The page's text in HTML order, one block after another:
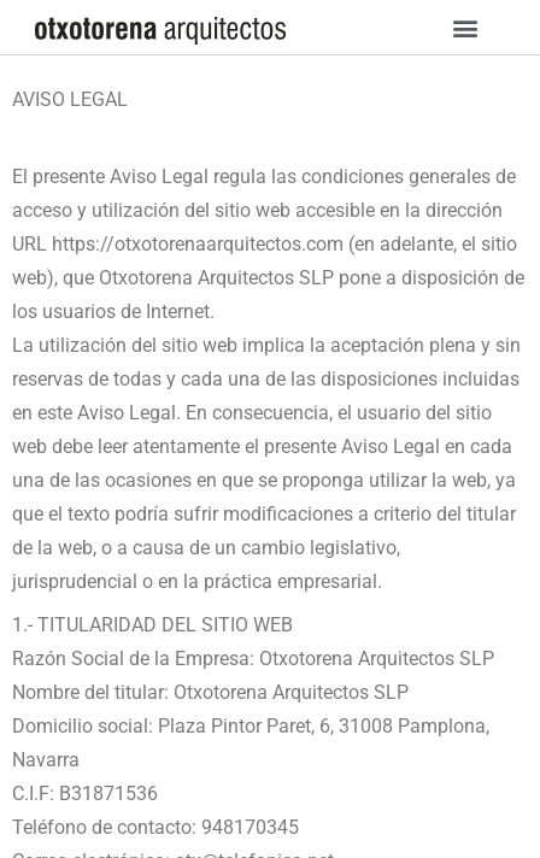
al
contenido
AVISO LEGAL
El presente Aviso Legal regula las condiciones generales de
acceso y utilización del sitio web accesible en la dirección
URL https://otxotorenaarquitectos.com (en adelante, el sitio
web), que Otxotorena Arquitectos SLP pone a disposición de
los usuarios de Internet.
La utilización del sitio web implica la aceptación plena y sin
reservas de todas y cada una de las disposiciones incluidas
en este Aviso Legal. En consecuencia, el usuario del sitio
web debe leer atentamente el presente Aviso Legal en cada
una de las ocasiones en que se proponga utilizar la web, ya
que el texto podría sufrir modificaciones a criterio del titular
de la web, o a causa de un cambio legislativo,
jurisprudencial o en la práctica empresarial.
1.- TITULARIDAD DEL SITIO WEB
Razón Social de la Empresa: Otxotorena Arquitectos SLP
Nombre del titular: Otxotorena Arquitectos SLP
Domicilio social: Plaza Pintor Paret, 6, 31008 Pamplona,
Navarra
C.I.F: B31871536
Teléfono de contacto: 948170345